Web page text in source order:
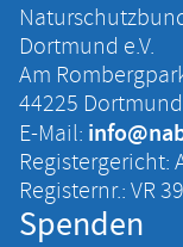
Dortmund e.V.
Am
44225 Dortmund
E-Mail:
Registergericht:
Registernr.: VR
Spenden